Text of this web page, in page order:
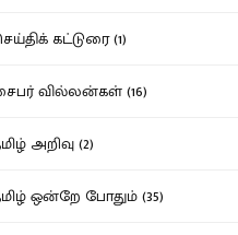
கட்டுரை (1)
வில்லன்கள் (16)
அறிவு (2)
ஒன்றே போதும் (35)